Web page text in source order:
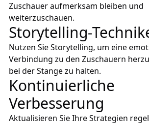
Zuschauer aufmerksam bleiben und
weiterzuschauen.
Storytelling-
Nutzen Sie Storytelling, um eine
Verbindung zu den Zuschauern
bei der Stange zu halten.
Kontinuierliche
Verbesserung
Aktualisieren Sie Ihre Strategien